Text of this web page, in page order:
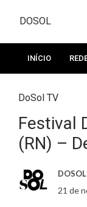
DOSOL
INÍCIO
DoSol TV
Festival
(RN) –
DOSOL
21 de